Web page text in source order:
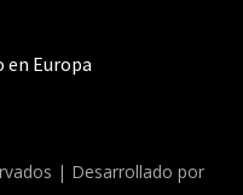
en Europa
| Desarrollado por